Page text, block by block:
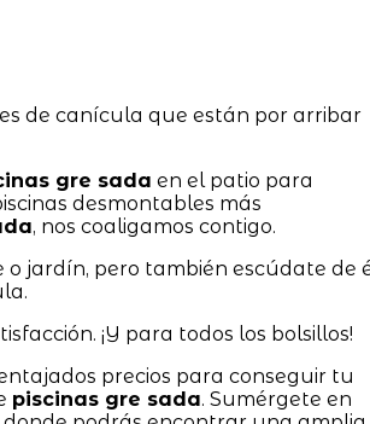
de canícula que están por arribar
gre sada en el patio para
desmontables más
, nos coaligamos contigo.
jardín, pero también escúdate de
¡Y para todos los bolsillos!
precios para conseguir tu
piscinas gre sada. Sumérgete en